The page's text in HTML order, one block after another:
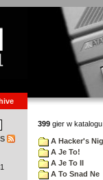
399 gier w katalogu
A Hacker's
A Je To!
A Je To II
A To Snad Ne